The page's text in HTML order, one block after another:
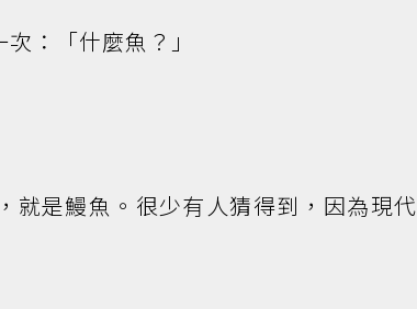
：「什麼魚？」
就是鰻魚。很少有人猜得到，因為現代